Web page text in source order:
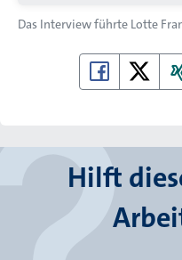
Das Interview führte Lotte
Hilft